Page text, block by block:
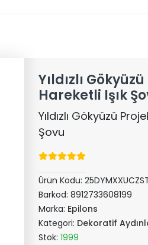
Yıldızlı
Hareketli Işık
Yıldızlı Gökyüzü
Şovu
Ürün Kodu:
Barkod:8912733608199
Marka: Epilons
Kategori: Dekoratif
Stok:1999